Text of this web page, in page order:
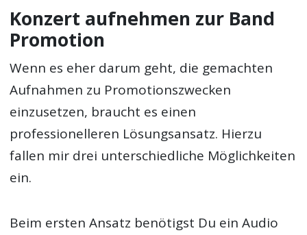
Konzert aufnehmen zur Band
Promotion
Wenn es eher darum geht, die gemachten
Aufnahmen zu Promotionszwecken
einzusetzen, braucht es einen
professionelleren Lösungsansatz. Hierzu
fallen mir drei unterschiedliche Möglichkeiten
ein.
Beim ersten Ansatz benötigst Du ein Audio